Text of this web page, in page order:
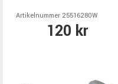
Artikelnummer 25516280W
120 kr